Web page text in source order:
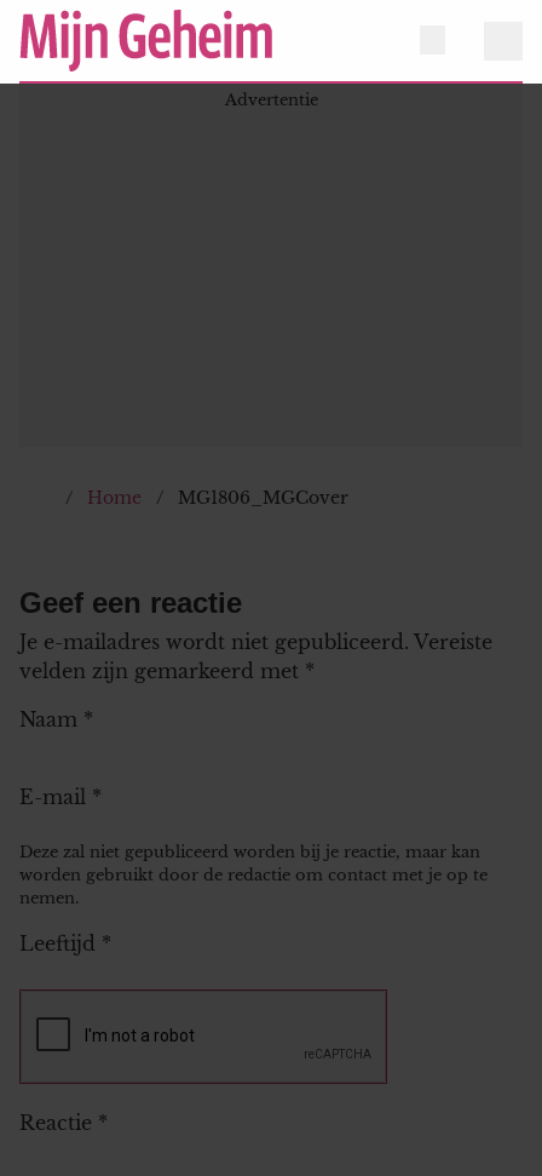
Home MG1806_MGCover
Geef een reactie
Je e-mailadres wordt niet gepubliceerd. Vereiste
velden zijn gemarkeerd met *
Naam *
E-mail *
Deze zal niet gepubliceerd worden bij je reactie, maar kan
worden gebruikt door de redactie om contact met je op te
nemen.
Leeftijd *
Reactie *